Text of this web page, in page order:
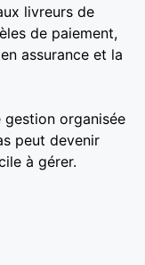
livreurs de
de paiement,
assurance et la
organisée
peut devenir
à gérer.